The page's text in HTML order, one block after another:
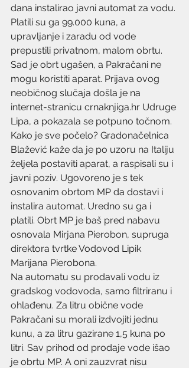
dana instalirao javni automat za vodu.
Platili su ga 99.000 kuna, a
upravljanje i zaradu od vode
prepustili privatnom, malom obrtu.
Sad je obrt ugašen, a Pakračani ne
mogu koristiti aparat. Prijava ovog
neobičnog slučaja došla je na
internet-stranicu crnaknjiga.hr Udruge
Lipa, a pokazala se potpuno točnom.
Kako je sve počelo? Gradonačelnica
Blažević kaže da je po uzoru na Italiju
željela postaviti aparat, a raspisali su i
javni poziv. Ugovoreno je s tek
osnovanim obrtom MP da dostavi i
instalira automat. Uredno su ga i
platili. Obrt MP je baš pred nabavu
osnovala Mirjana Pierobon, supruga
direktora tvrtke Vodovod Lipik
Marijana Pierobona.
Na automatu su prodavali vodu iz
gradskog vodovoda, samo filtriranu i
ohlađenu. Za litru obične vode
Pakračani su morali izdvojiti jednu
kunu, a za litru gazirane 1,5 kuna po
litri. Sav prihod od prodaje vode išao
je obrtu MP. A oni zauzvrat nisu